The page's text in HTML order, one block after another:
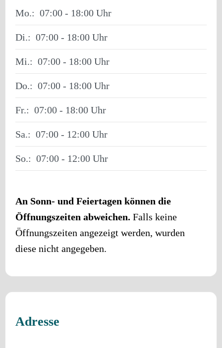
Mo.: 07:00 - 18:00
Di.: 07:00 - 18:00
Mi.: 07:00 - 18:00
Do.: 07:00 - 18:00
Fr.: 07:00 - 18:00
Sa.: 07:00 - 12:00
So.: 07:00 - 12:00
An Sonn- und Feiertagen können die
Öffnungszeiten abweichen. Falls keine
Öffnungszeiten angezeigt werden, wurden
diese nicht angegeben.
Adresse